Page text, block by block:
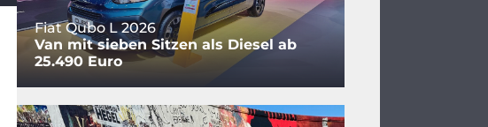
Fiat Qubo L 2026
Van mit sieben Sitzen als Diesel ab
25.490 Euro